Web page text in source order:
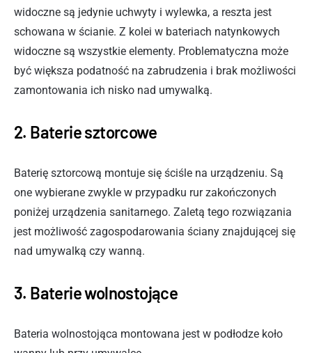
widoczne są jedynie uchwyty i wylewka, a reszta jest
schowana w ścianie. Z kolei w bateriach natynkowych
widoczne są wszystkie elementy. Problematyczna może
być większa podatność na zabrudzenia i brak możliwości
zamontowania ich nisko nad umywalką.
2. Baterie sztorcowe
Baterię sztorcową montuje się ściśle na urządzeniu. Są
one wybierane zwykle w przypadku rur zakończonych
poniżej urządzenia sanitarnego. Zaletą tego rozwiązania
jest możliwość zagospodarowania ściany znajdującej się
nad umywalką czy wanną.
3. Baterie wolnostojące
Bateria wolnostojąca montowana jest w podłodze koło